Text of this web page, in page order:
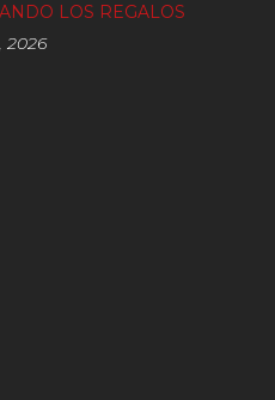
LOS REGALOS
2026